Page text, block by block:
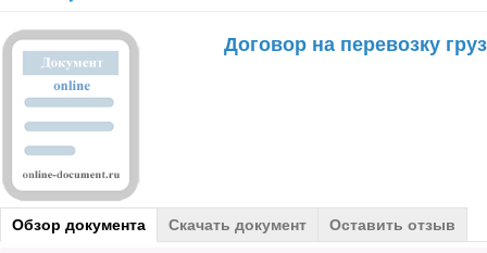
Договор на перевозку
Обзор документа Скачать документ Оставить отзыв